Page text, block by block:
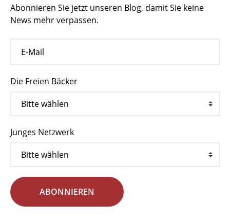
Abonnieren Sie jetzt unseren Blog, damit Sie keine
News mehr verpassen.
Die Freien Bäcker
Junges Netzwerk
ABONNIEREN